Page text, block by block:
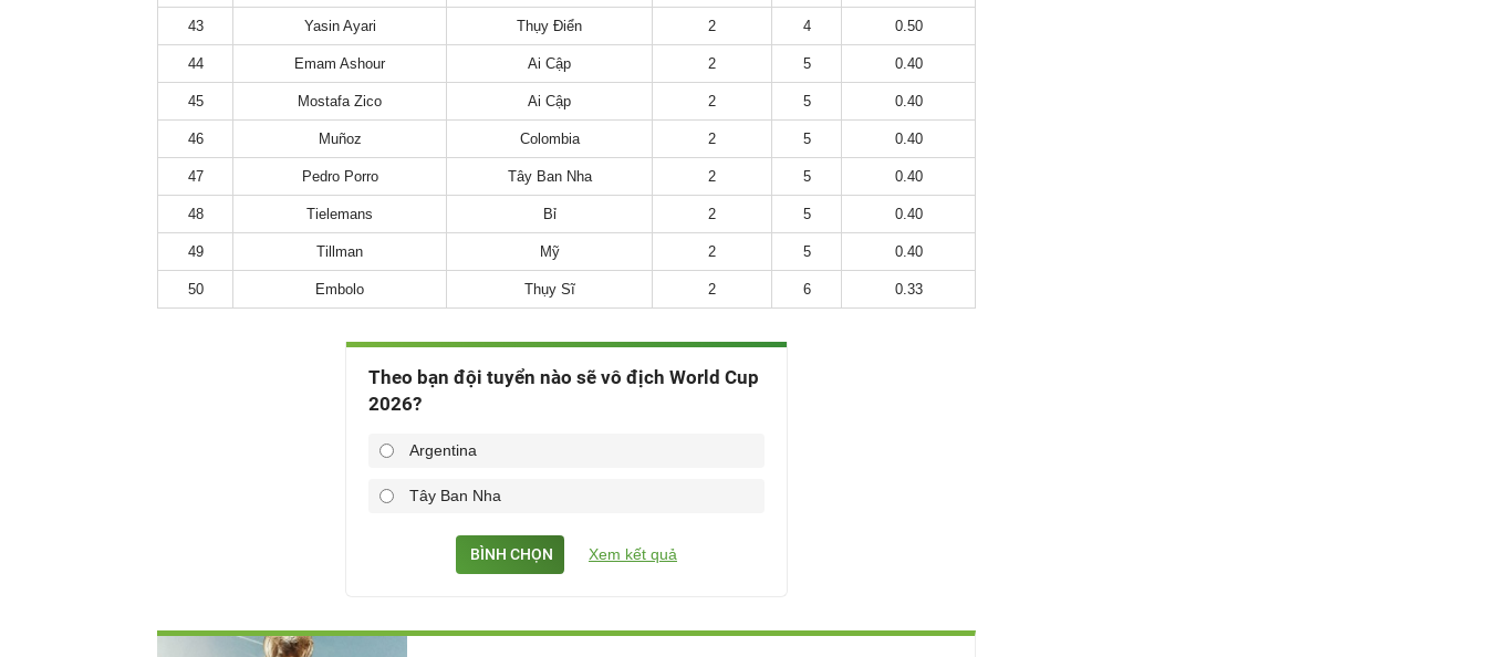
43 Yasin Ayari Thụy Điển 2 4 0.50
44 Emam Ashour Ai Cập 2 5 0.40
45 Mostafa Zico Ai Cập 2 5 0.40
46 Muñoz Colombia 2 5 0.40
47 Pedro Porro Tây Ban Nha 2 5 0.40
48 Tielemans Bỉ 2 5 0.40
49 Tillman Mỹ 2 5 0.40
50 Embolo Thụy Sĩ 2 6 0.33
Theo bạn đội tuyển nào sẽ vô địch World Cup
2026?
Argentina
Tây Ban Nha
BÌNH CHỌN Xem kết quả